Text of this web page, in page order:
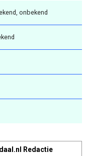
onbekend
Redactie